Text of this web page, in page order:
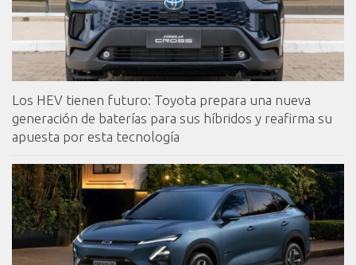
Los HEV tienen futuro: Toyota prepara una nueva
generación de baterías para sus híbridos y reafirma su
apuesta por esta tecnología